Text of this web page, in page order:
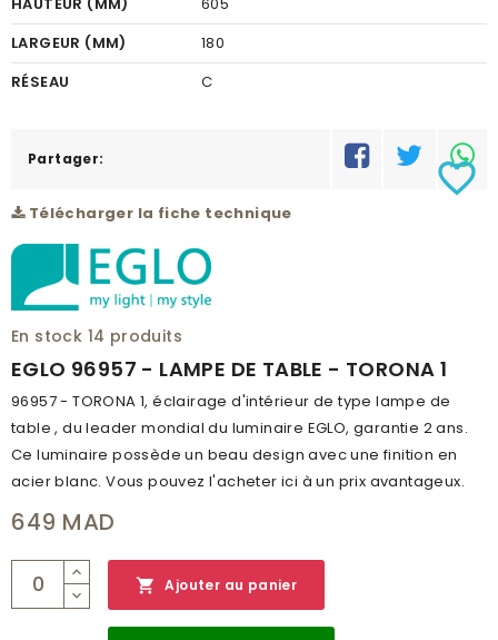
HAUTEUR (MM)
605
LARGEUR (MM)
180
RÉSEAU
C
Partager:
Télécharger la fiche technique
En stock 14 produits
EGLO 96957 - LAMPE DE TABLE - TORONA 1
96957 - TORONA 1, éclairage d'intérieur de type lampe de
table , du leader mondial du luminaire EGLO, garantie 2 ans.
Ce luminaire possède un beau design avec une finition en
acier blanc. Vous pouvez l'acheter ici à un prix avantageux.
favorite_border
649 MAD
 Ajouter au panier